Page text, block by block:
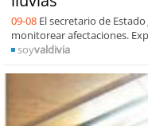
09-08 El secretario de
monitorear afectaciones.
soyvaldivia